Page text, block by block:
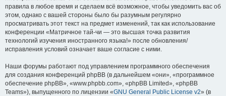
правила в любое время и сделаем всё возможное, чтобы уведомить вас об
этом, однако с вашей стороны было бы разумным регулярно
просматривать этот текст на предмет изменений, так как использование
конференции «Матричное тай-чи — это высшая точка развития
технологий изучения иностранного языка!» после обновления/
исправления условий означает ваше согласие с ними.
Наши форумы работают под управлением программного обеспечения
для создания конференций phpBB (в дальнейшем «они», «программное
обеспечение phpBB», «www.phpbb.com», «phpBB Limited», «phpBB
Teams»), выпущенного по лицензии «GNU General Public License v2» (в